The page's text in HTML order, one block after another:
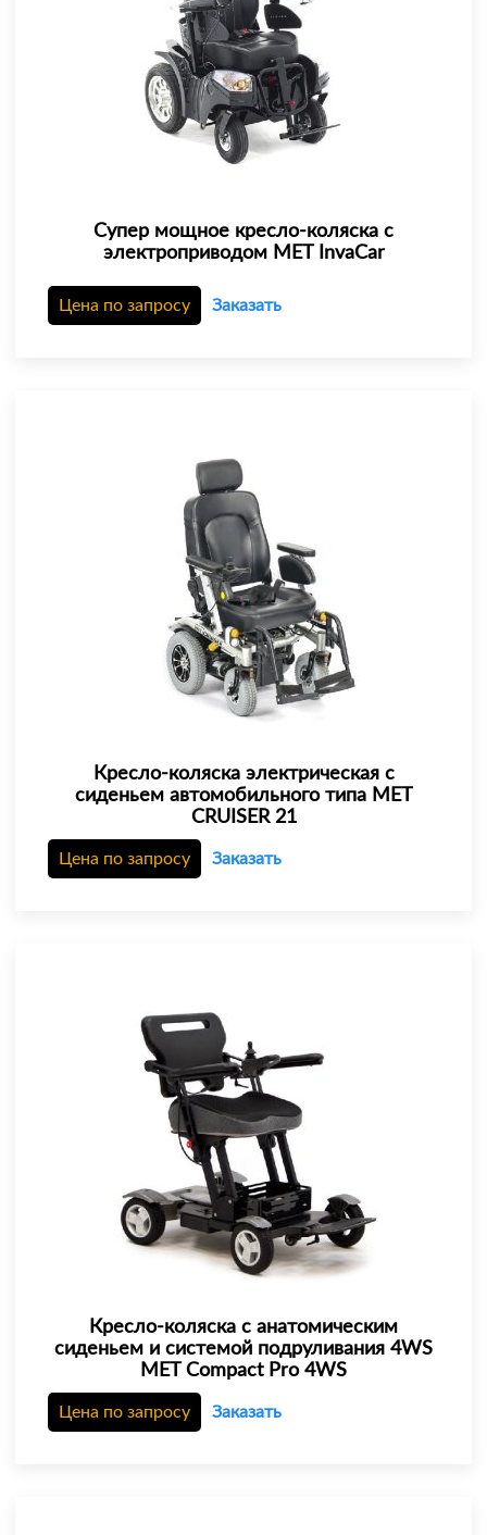
Супер мощное кресло-коляска с
электроприводом MET InvaCar
Цена по запросу Заказать
Кресло-коляска электрическая с
сиденьем автомобильного типа MET
CRUISER 21
Цена по запросу Заказать
Кресло-коляска с анатомическим
сиденьем и системой подруливания 4WS
MET Compact Pro 4WS
Цена по запросу Заказать